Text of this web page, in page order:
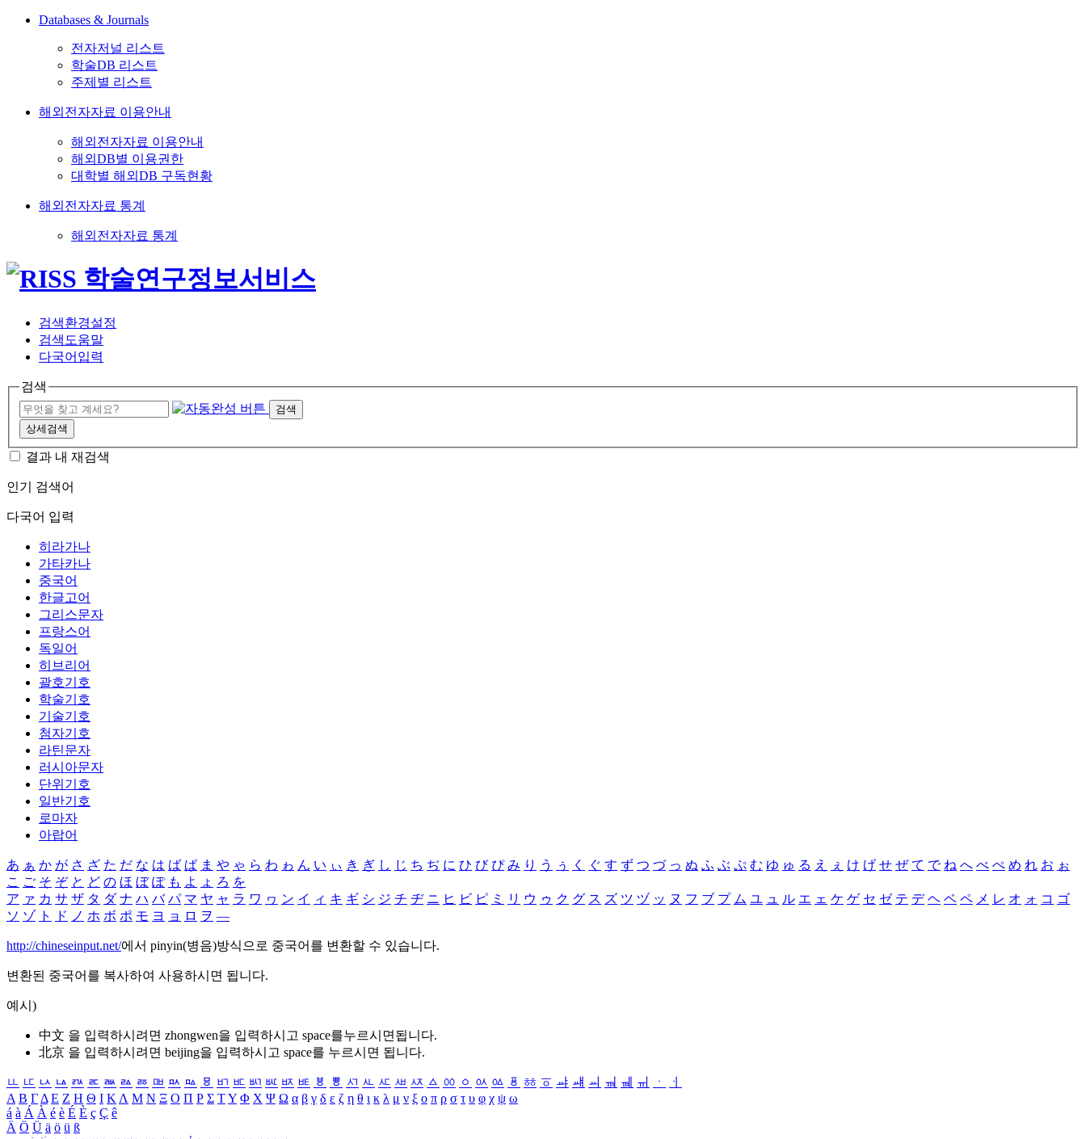
Databases & Journals
전자저널 리스트
학술DB 리스트
주제별 리스트
해외전자자료 이용안내
해외전자자료 이용안내
해외DB별 이용권한
대학별 해외DB 구독현황
해외전자자료 통계
해외전자자료 통계
검색환경설정
검색도움말
다국어입력
검색
검색
상세검색
결과 내 재검색
인기 검색어
다국어 입력
히라가나
가타카나
중국어
한글고어
그리스문자
프랑스어
독일어
히브리어
괄호기호
학술기호
기술기호
첨자기호
라틴문자
러시아문자
단위기호
일반기호
로마자
아랍어
あ ぁ か が さ ざ た だ な は ば ぱ ま や ゃ ら わ ゎ ん い ぃ き ぎ し じ ち ぢ に ひ び ぴ み り う ぅ く ぐ す ず つ づ っ ぬ ふ ぶ ぷ む ゆ ゅ る え ぇ け げ せ ぜ て で ね へ べ ぺ め れ お ぉ
こ ご そ ぞ と ど の ほ ぼ ぽ も よ ょ ろ を
ア ァ カ サ ザ タ ダ ナ ハ バ パ マ ヤ ャ ラ ワ ヮ ン イ ィ キ ギ シ ジ チ ヂ ニ ヒ ビ ピ ミ リ ウ ゥ ク グ ス ズ ツ ヅ ッ ヌ フ ブ プ ム ユ ュ ル エ ェ ケ ゲ セ ゼ テ デ ヘ ベ ペ メ レ オ ォ コ ゴ
ソ ゾ ト ド ノ ホ ボ ポ モ ヨ ョ ロ ヲ ―
http://chineseinput.net/에서 pinyin(병음)방식으로 중국어를 변환할 수 있습니다.
변환된 중국어를 복사하여 사용하시면 됩니다.
예시)
中文 을 입력하시려면 zhongwen을 입력하시고 space를누르시면됩니다.
北京 을 입력하시려면 beijing을 입력하시고 space를 누르시면 됩니다.
ㅥ ㅦ ㅧ ㅨ ㅩ ㅪ ㅫ ㅬ ㅭ ㅮ ㅯ ㅰ ㅱ ㅲ ㅳ ㅴ ㅵ ㅶ ㅷ ㅸ ㅹ ㅺ ㅻ ㅼ ㅽ ㅾ ㅿ ㆀ ㆁ ㆂ ㆃ ㆄ ㆅ ㆆ ㆇ ㆈ ㆉ ㆊ ㆋ ㆌ ㆍ
ㆎ
Α Β ΓΔ Ε Ζ Η Θ Ι ΚΛ Μ Ν Ξ Ο Π Ρ Σ ΤΥ Φ Χ Ψ Ω α β γ δ ε ζ η θ ι κ λ μ ν ξ ο π ρ σ τ υ φ χ ψ ω
á à Á À é è É È ç Ç ê
Ä Ö Ü ä ö ü ß